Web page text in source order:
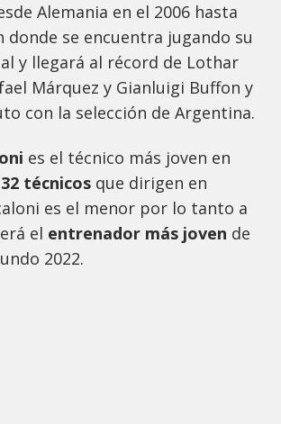
Alemania en el 2006 hasta
donde se encuentra jugando su
y llegará al récord de Lothar
Márquez y Gianluigi Buffon y
con la selección de Argentina.
es el técnico más joven en
32 técnicos que dirigen en
es el menor por lo tanto a
el entrenador más joven de
2022.